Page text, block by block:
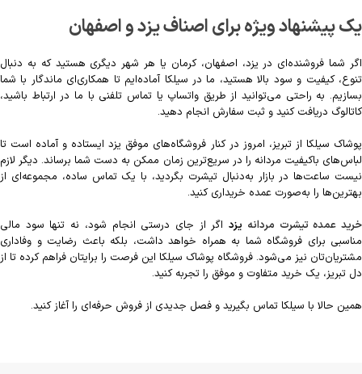
یک پیشنهاد ویژه برای اصناف یزد و اصفهان
اگر شما فروشنده‌ای در یزد، اصفهان، کرمان یا هر شهر دیگری هستید که به دنبال
تنوع، کیفیت و سود بالا هستید، ما در سیلکا آماده‌ایم تا همکاری‌ای ماندگار با شما
بسازیم. به راحتی می‌توانید از طریق واتساپ یا تماس تلفنی با ما در ارتباط باشید،
کاتالوگ دریافت کنید و ثبت سفارش انجام دهید.
پوشاک سیلکا از تبریز، امروز در کنار فروشگاه‌های موفق یزد ایستاده و آماده‌ است تا
لباس‌های باکیفیت مردانه را در سریع‌ترین زمان ممکن به دست شما برساند. دیگر لازم
نیست ساعت‌ها در بازار به‌دنبال تیشرت بگردید، با یک تماس ساده، مجموعه‌ای از
بهترین‌ها را به‌صورت عمده خریداری کنید.
خرید عمده تیشرت مردانه یزداگر از جای درستی انجام شود، نه تنها سود مالی
مناسبی برای فروشگاه شما به همراه خواهد داشت، بلکه باعث رضایت و وفاداری
مشتریان‌تان نیز می‌شود. فروشگاه پوشاک سیلکا این فرصت را برایتان فراهم کرده تا از
دل تبریز، یک خرید متفاوت و موفق را تجربه کنید.
همین حالا با سیلکا تماس بگیرید و فصل جدیدی از فروش حرفه‌ای را آغاز کنید.